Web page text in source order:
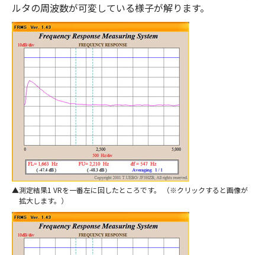
ルタの周波数が可変している様子が解ります。
測定結果1 VRを一番左に回したところです。 （※クリックすると画像が
拡大します。）